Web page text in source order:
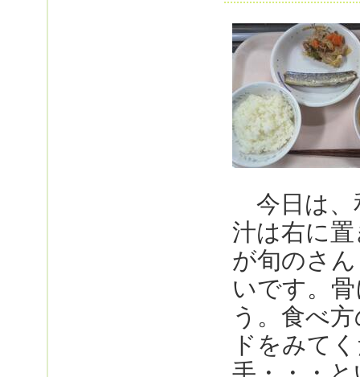
今日は、
汁は右に
が旬のさ
いです。
う。食べ
ドをみて